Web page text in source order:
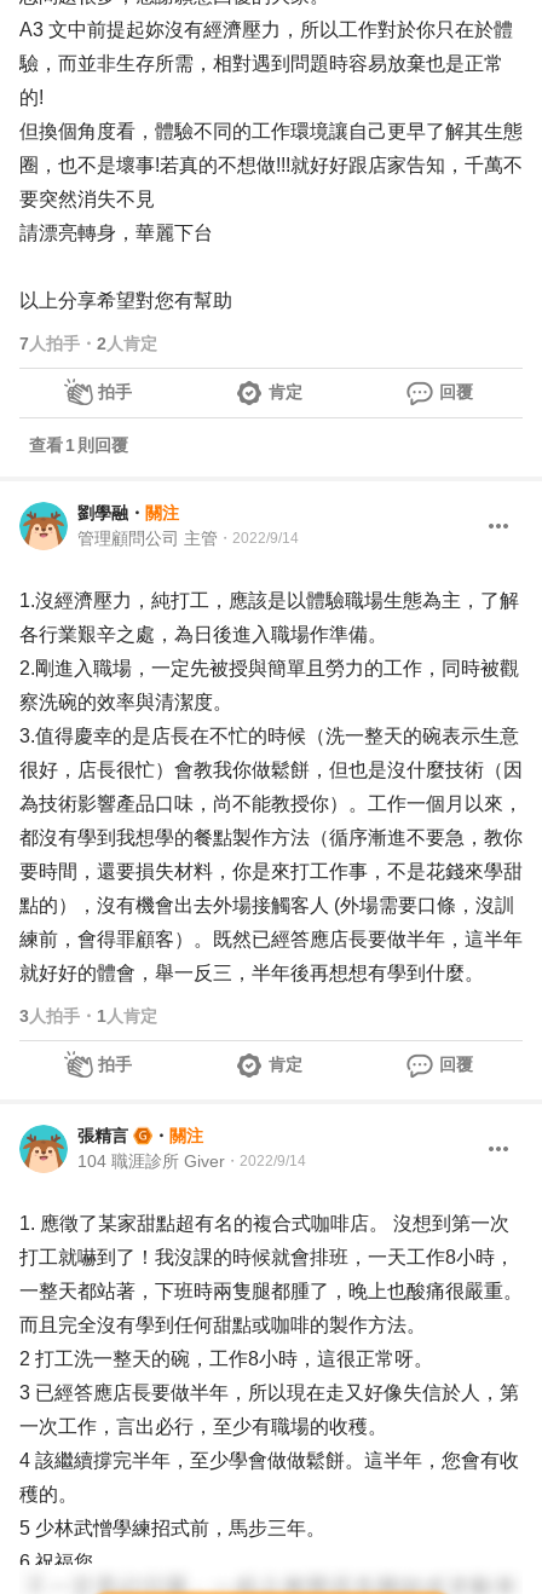
A3 文中前提起妳沒有經濟壓力，所以工作對於你只在於體
驗，而並非生存所需，相對遇到問題時容易放棄也是正常
的!
但換個角度看，體驗不同的工作環境讓自己更早了解其生態
圈，也不是壞事!若真的不想做!!!就好好跟店家告知，千萬不
要突然消失不見
請漂亮轉身，華麗下台
以上分享希望對您有幫助
7 人拍手 ・ 2 人肯定
拍手 肯定 回覆
查看1 則回覆
劉學融 ・ 關注
管理顧問公司 主管 ・ 2022/9/14
1.沒經濟壓力，純打工，應該是以體驗職場生態為主，了解
各行業艱辛之處，為日後進入職場作準備。
2.剛進入職場，一定先被授與簡單且勞力的工作，同時被觀
察洗碗的效率與清潔度。
3.值得慶幸的是店長在不忙的時候（洗一整天的碗表示生意
很好，店長很忙）會教我你做鬆餅，但也是沒什麼技術（因
為技術影響產品口味，尚不能教授你）。工作一個月以來，
都沒有學到我想學的餐點製作方法（循序漸進不要急，教你
要時間，還要損失材料，你是來打工作事，不是花錢來學甜
點的），沒有機會出去外場接觸客人 (外場需要口條，沒訓
練前，會得罪顧客）。既然已經答應店長要做半年，這半年
就好好的體會，舉一反三，半年後再想想有學到什麼。
3人拍手 ・ 1 人肯定
拍手 肯定 回覆
張精言 ・ 關注
104 職涯診所 Giver ・ 2022/9/14
1. 應徵了某家甜點超有名的複合式咖啡店。 沒想到第一次
打工就嚇到了！我沒課的時候就會排班，一天工作8小時，
一整天都站著，下班時兩隻腿都腫了，晚上也酸痛很嚴重。
而且完全沒有學到任何甜點或咖啡的製作方法。
2 打工洗一整天的碗，工作8小時，這很正常呀。
3 已經答應店長要做半年，所以現在走又好像失信於人，第
一次工作，言出必行，至少有職場的收穫。
4 該繼續撐完半年，至少學會做做鬆餅。這半年，您會有收
穫的。
5 少林武憎學練招式前，馬步三年。
6 祝福您。